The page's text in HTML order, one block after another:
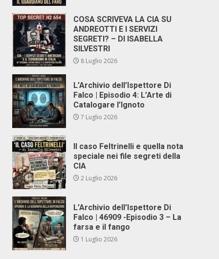
COSA SCRIVEVA LA CIA SU
ANDREOTTI E I SERVIZI
SEGRETI? – DI ISABELLA
SILVESTRI
8 Luglio 2026
L’Archivio dell’Ispettore Di
Falco | Episodio 4: L’Arte di
Catalogare l’Ignoto
7 Luglio 2026
Il caso Feltrinelli e quella nota
speciale nei file segreti della
CIA
2 Luglio 2026
L’Archivio dell’Ispettore Di
Falco | 46909 -Episodio 3 – La
farsa e il fango
1 Luglio 2026